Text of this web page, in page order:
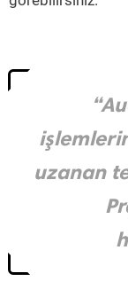
uzanan